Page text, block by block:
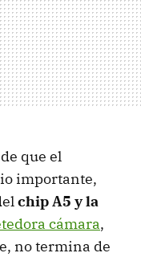
que el
importante,
chip A5 y la
cámara,
no termina de